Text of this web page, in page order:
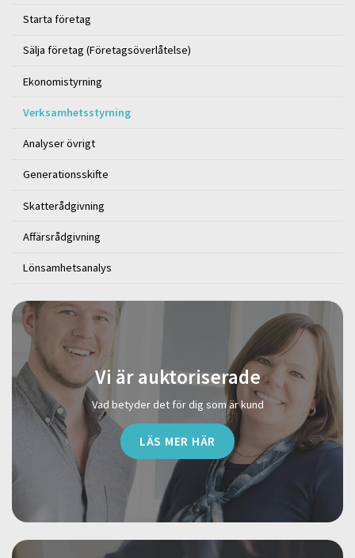
Starta företag
Sälja företag (Företagsöverlåtelse)
Ekonomistyrning
Verksamhetsstyrning
Analyser övrigt
Generationsskifte
Skatterådgivning
Affärsrådgivning
Lönsamhetsanalys
Vi är auktoriserade
Vad betyder det för dig som är kund
LÄS MER HÄR